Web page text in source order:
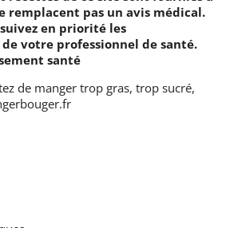
pas un avis médical.
en priorité les
votre professionnel de santé.
santé
de manger trop gras, trop sucré,